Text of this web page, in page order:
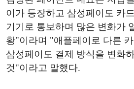
이가 등장하고 삼성페이도 카
기기로 통보하며 많은 변화가
황"이라며 "애플페이로 다른
삼성페이도 결제 방식을 변화
것"이라고 말했다.